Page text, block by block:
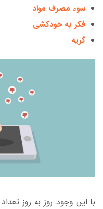
سوء مصرف مواد
فکر به خودکشی
گریه
با این وجود روز به روز